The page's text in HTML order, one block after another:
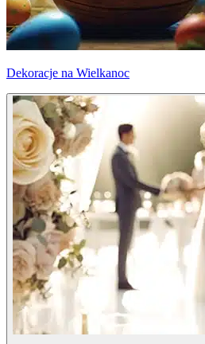
Dekoracje na Wielkanoc